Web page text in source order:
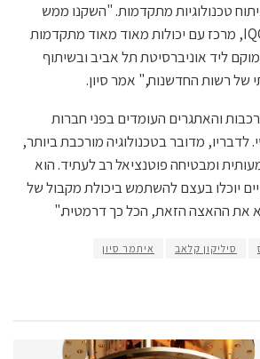
טכנולוגיות מתקדמות. "השקנו ממש
בשבוע שעבר את ה-IQCC, מרכז עם יכולות מאוד מאוד מתקדמות
ליד אוניברסיטת תל אביב ובשיתוף
של רשות החדשנות," אמר סיון.
והאתגרים העומדים בפני חברות
לדבריו, מדובר בטכנולוגיה מורכבת ביותר,
ומבטיחה פוטנציאל רב לעתיד. הוא
יוכלו בעצם להשתמש ביכולת מקבול של
את ההאצה הזאת, הכל כך דרמטית."
סיליקון קלאב איתמר סיון